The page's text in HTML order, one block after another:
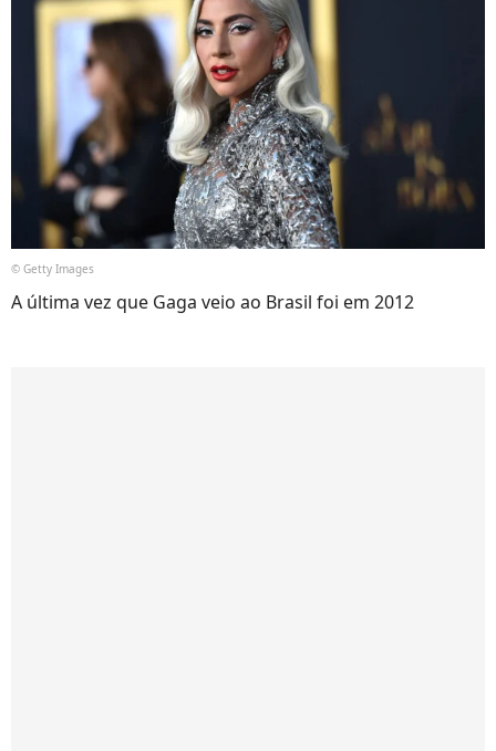
© Getty Images
A última vez que Gaga veio ao Brasil foi em 2012